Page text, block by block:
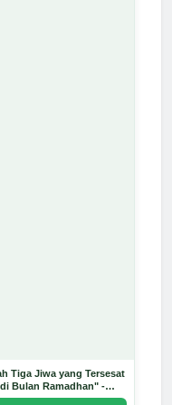
Tiga Jiwa yang Tersesat
Bulan Ramadhan" -